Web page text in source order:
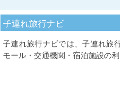
子連れ旅行ナビ
子連れ旅行ナビでは、子連れ旅
モール・交通機関・宿泊施設の